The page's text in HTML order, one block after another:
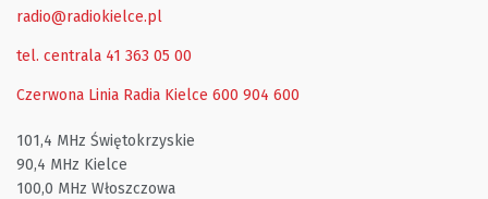
radio@radiokielce.pl
tel. centrala 41 363 05 00
Czerwona Linia Radia Kielce 600 904 600
101,4 MHz Świętokrzyskie
90,4 MHz Kielce
100,0 MHz Włoszczowa